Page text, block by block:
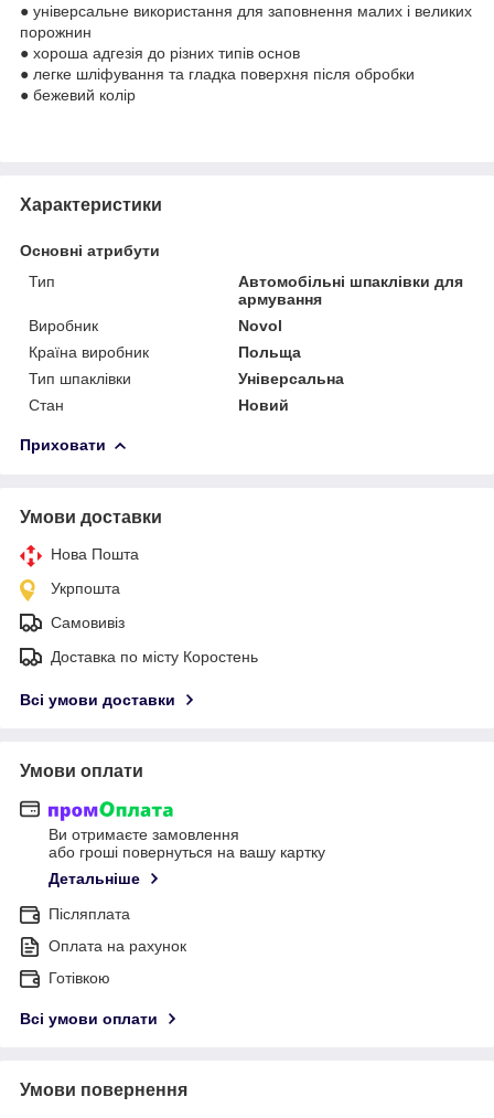
● універсальне використання для заповнення малих і великих
порожнин
● хороша адгезія до різних типів основ
● легке шліфування та гладка поверхня після обробки
● бежевий колір
Характеристики
Основні атрибути
Тип
Автомобільні шпаклівки для
армування
Виробник
Novol
Країна виробник
Польща
Тип шпаклівки
Універсальна
Стан
Новий
Приховати
Умови доставки
Нова Пошта
Укрпошта
Самовивіз
Доставка по місту Коростень
Всі умови доставки
Умови оплати
Ви отримаєте замовлення
або гроші повернуться на вашу картку
Детальніше
Післяплата
Оплата на рахунок
Готівкою
Всі умови оплати
Умови повернення